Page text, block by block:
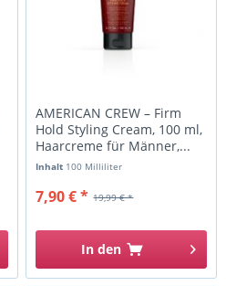
AMERICAN CREW – Firm
Hold Styling Cream, 100 ml,
Haarcreme für Männer,...
Inhalt 100 Milliliter
19,99 € *
7,90 € *
In den